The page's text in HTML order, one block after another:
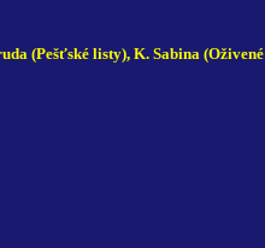
(Pešťské listy), K. Sabina (Oživené